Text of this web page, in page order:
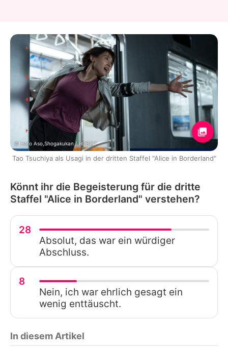
© Haro Aso,Shogakukan / ROBOT
Tao Tsuchiya als Usagi in der dritten Staffel "Alice in Borderland"
Könnt ihr die Begeisterung für die dritte
Staffel "Alice in Borderland" verstehen?
28
Absolut, das war ein würdiger
Abschluss.
8
Nein, ich war ehrlich gesagt ein
wenig enttäuscht.
In diesem Artikel